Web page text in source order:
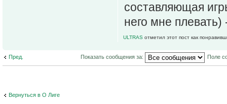
составляющая
него мне плевать)
ULTRAS отметил этот пост как
Пред. Показать сообщения за: Поле
Вернуться в О Лиге